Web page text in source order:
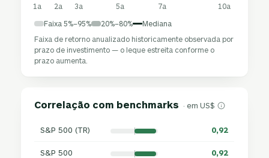
1a 2a 3a 5a 7a 10a
Faixa 5%–95% 20%–80%
Mediana
Faixa de retorno anualizado historicamente observada por
prazo de investimento — o leque estreita conforme o
prazo aumenta.
Correlação com benchmarks · em US$
S&P 500 (TR) 0,92
S&P 500 0,92